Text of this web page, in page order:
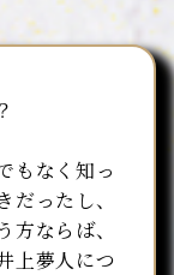
もなく知っ
ったし、
ならば、
上夢人につ